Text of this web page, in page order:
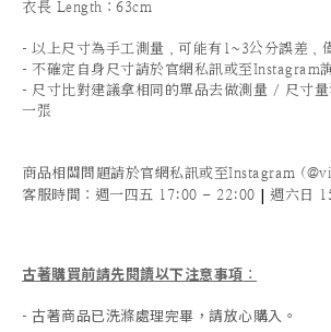
衣長 Length：63cm
- 以上尺寸為手工測量，可能有1~3公分誤差，
- 不確定自身尺寸請於官網私訊或至Instagram
- 尺寸比對建議拿相同的單品去做測量 / 尺寸
一張
商品相關問題請於官網私訊或至Instagram
客服時間 ：週一四五 17:00 - 22:00 | 週六日
古著購買前請先閱讀以下注意事項 ：
- 古著商品已洗滌處理完畢，請放心購入。